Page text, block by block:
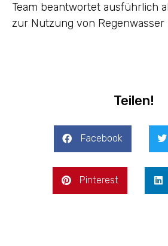
Team beantwortet ausführlich
zur Nutzung von Regenwasser
Teilen!
Facebook
Pinterest